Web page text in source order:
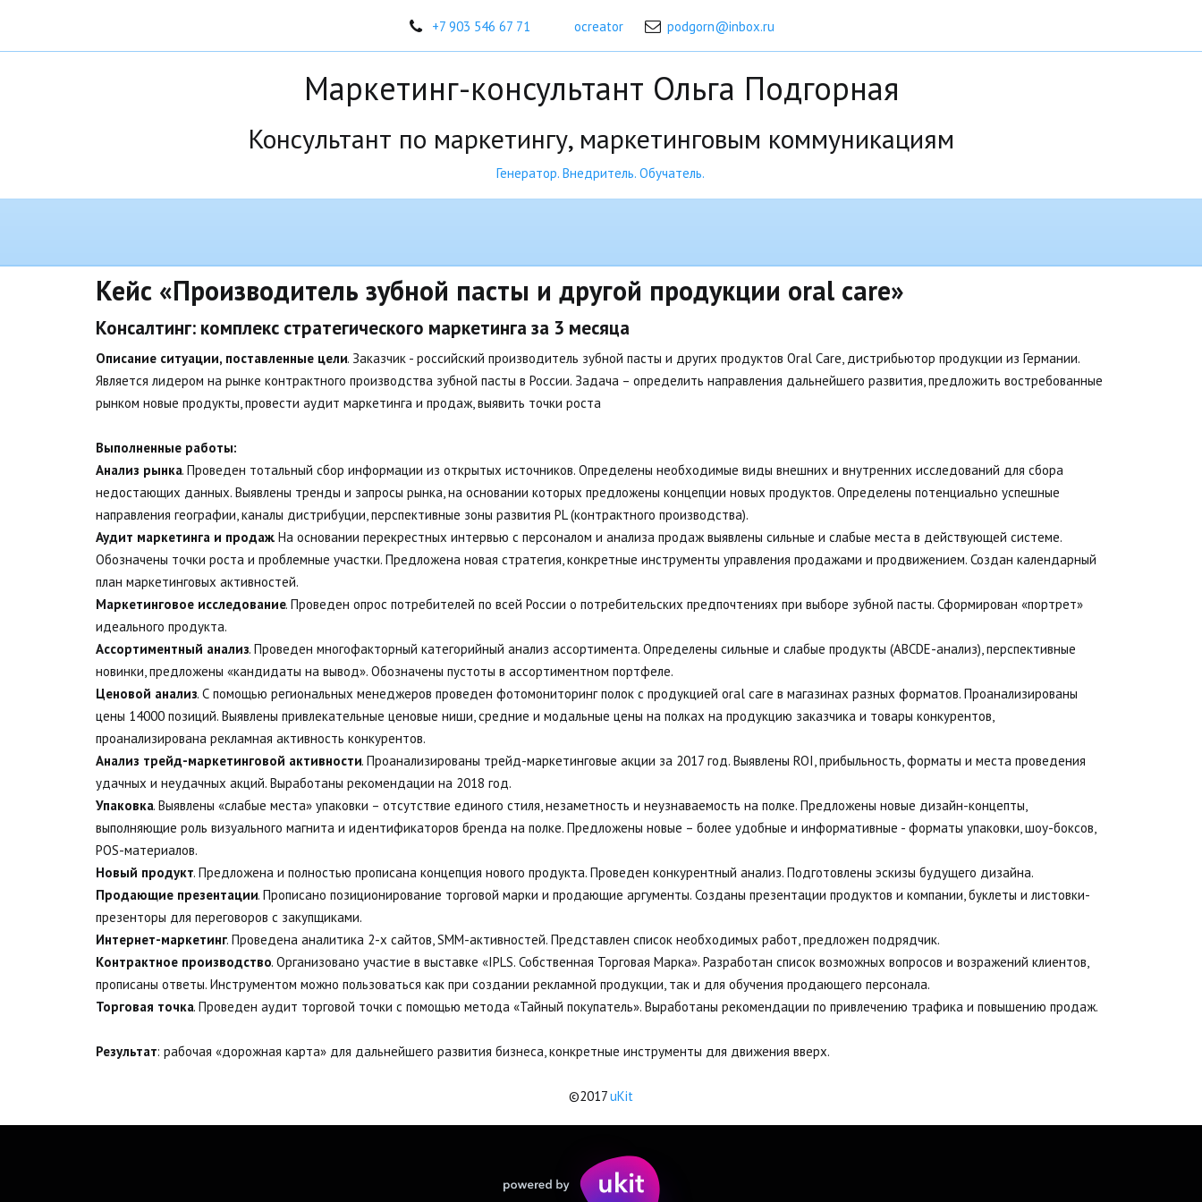
+7 903 546 67 71 ocreator podgorn@inbox.ru
Маркетинг-консультант Ольга Подгорная
Консультант по маркетингу, маркетинговым коммуникациям
Генератор. Внедритель. Обучатель.
Кейс «Производитель зубной пасты и другой продукции oral care»
Консалтинг: комплекс стратегического маркетинга за 3 месяца
Описание ситуации, поставленные цели. Заказчик - российский производитель зубной пасты и других продуктов Oral Care, дистрибьютор продукции из Германии.
Является лидером на рынке контрактного производства зубной пасты в России. Задача – определить направления дальнейшего развития, предложить востребованные
рынком новые продукты, провести аудит маркетинга и продаж, выявить точки роста
Выполненные работы:
Анализ рынка. Проведен тотальный сбор информации из открытых источников. Определены необходимые виды внешних и внутренних исследований для сбора
недостающих данных. Выявлены тренды и запросы рынка, на основании которых предложены концепции новых продуктов. Определены потенциально успешные
направления географии, каналы дистрибуции, перспективные зоны развития PL (контрактного производства).
Аудит маркетинга и продаж. На основании перекрестных интервью с персоналом и анализа продаж выявлены сильные и слабые места в действующей системе.
Обозначены точки роста и проблемные участки. Предложена новая стратегия, конкретные инструменты управления продажами и продвижением. Создан календарный
план маркетинговых активностей.
Маркетинговое исследование. Проведен опрос потребителей по всей России о потребительских предпочтениях при выборе зубной пасты. Сформирован «портрет»
идеального продукта.
Ассортиментный анализ. Проведен многофакторный категорийный анализ ассортимента. Определены сильные и слабые продукты (ABCDE-анализ), перспективные
новинки, предложены «кандидаты на вывод». Обозначены пустоты в ассортиментном портфеле.
Ценовой анализ. С помощью региональных менеджеров проведен фотомониторинг полок с продукцией oral care в магазинах разных форматов. Проанализированы
цены 14000 позиций. Выявлены привлекательные ценовые ниши, средние и модальные цены на полках на продукцию заказчика и товары конкурентов,
проанализирована рекламная активность конкурентов.
Анализ трейд-маркетинговой активности. Проанализированы трейд-маркетинговые акции за 2017 год. Выявлены ROI, прибыльность, форматы и места проведения
удачных и неудачных акций. Выработаны рекомендации на 2018 год.
Упаковка. Выявлены «слабые места» упаковки – отсутствие единого стиля, незаметность и неузнаваемость на полке. Предложены новые дизайн-концепты,
выполняющие роль визуального магнита и идентификаторов бренда на полке. Предложены новые – более удобные и информативные - форматы упаковки, шоу-боксов,
POS-материалов.
Новый продукт. Предложена и полностью прописана концепция нового продукта. Проведен конкурентный анализ. Подготовлены эскизы будущего дизайна.
Продающие презентации. Прописано позиционирование торговой марки и продающие аргументы. Созданы презентации продуктов и компании, буклеты и листовки-
презенторы для переговоров с закупщиками.
Интернет-маркетинг. Проведена аналитика 2-х сайтов, SMM-активностей. Представлен список необходимых работ, предложен подрядчик.
Контрактное производство. Организовано участие в выставке «IPLS. Собственная Торговая Марка». Разработан список возможных вопросов и возражений клиентов,
прописаны ответы. Инструментом можно пользоваться как при создании рекламной продукции, так и для обучения продающего персонала.
Торговая точка. Проведен аудит торговой точки с помощью метода «Тайный покупатель». Выработаны рекомендации по привлечению трафика и повышению продаж.
Результат: рабочая «дорожная карта» для дальнейшего развития бизнеса, конкретные инструменты для движения вверх.
©2017 uKit